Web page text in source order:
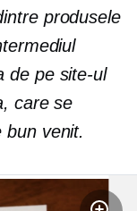
produsele
de pe site-ul
care se
venit.